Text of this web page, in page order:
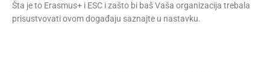
Šta je to Erasmus+ i ESC i zašto bi baš Vaša organizacija trebala
prisustvovati ovom događaju saznajte u nastavku.